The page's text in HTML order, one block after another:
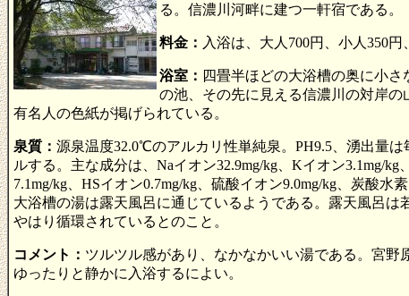
る。信濃川河畔に建つ一軒宿である。
料金： 入浴は、大人700円、小人350円
浴室： 四畳半ほどの大浴槽の奥に小
の池、その先に見える信濃川の対岸
有名人の色紙が掲げられている。
泉質： 源泉温度32.0℃のアルカリ性単純泉。PH9.5、湧出量
ルする。主な成分は、Naイオン32.9mg/kg、Kイオン3.1mg/
7.1mg/kg、HSイオン0.7mg/kg、硫酸イオン9.0mg/kg、炭酸水
大浴槽の湯は露天風呂に通じているようである。露天風呂
やはり循環されているとのこと。
コメント： ツルツル感があり、なかなかいい湯である。宮野
ゆったりと静かに入浴するによい。